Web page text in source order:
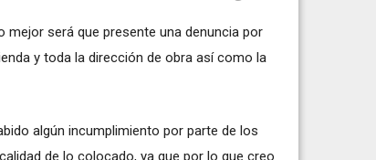
mejor será que presente una denuncia por
y toda la dirección de obra así como la
algún incumplimiento por parte de los
de lo colocado, ya que por lo que creo